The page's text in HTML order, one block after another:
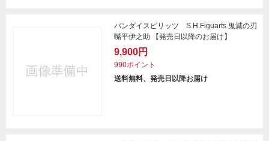
バンダイスピリッツ S.H.Figuarts 鬼滅の刃
嘴平伊之助 【発売日以降のお届け】
9,900円
990ポイント
送料無料、発売日以降お届け